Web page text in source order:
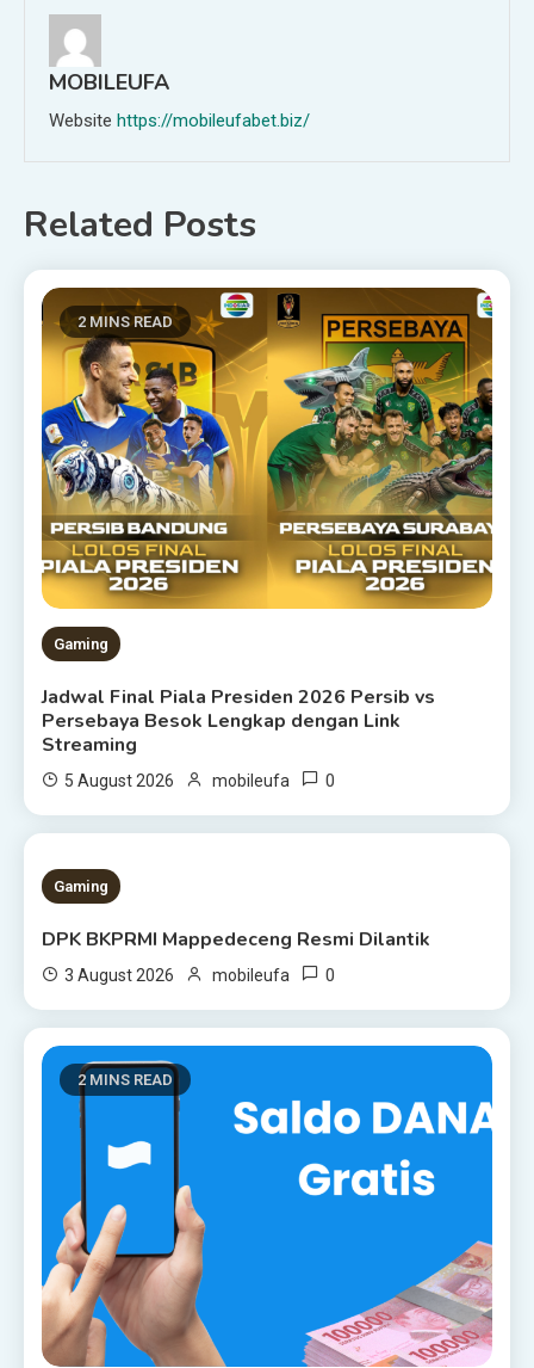
MOBILEUFA
Website https://mobileufabet.biz/
Related Posts
2 MINS READ
Gaming
Jadwal Final Piala Presiden 2026 Persib vs
Persebaya Besok Lengkap dengan Link
Streaming
5 August 2026 mobileufa 0
1 MIN READ
Gaming
DPK BKPRMI Mappedeceng Resmi Dilantik
3 August 2026 mobileufa 0
2 MINS READ